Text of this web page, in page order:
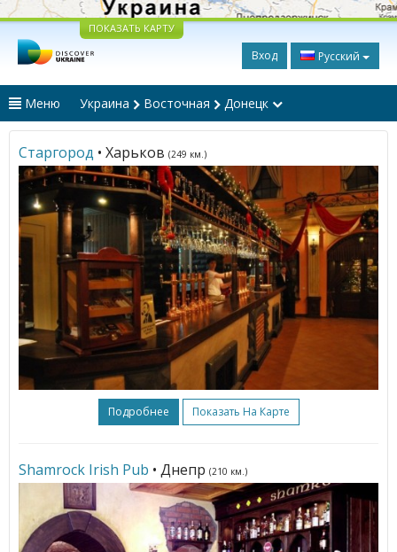
ПОКАЗАТЬ КАРТУ
Вход Русский
Меню Украина Восточная Донецк
Старгород • Харьков (249 км.)
Подробнее Показать На Карте
Shamrock Irish Pub • Днепр (210 км.)